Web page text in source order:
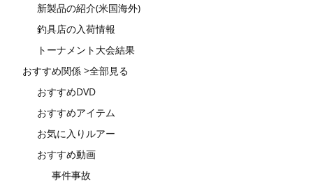
新製品の紹介(米国海外)
釣具店の入荷情報
トーナメント大会結果
おすすめ関係 >全部見る
おすすめDVD
おすすめアイテム
お気に入りルアー
おすすめ動画
事件事故